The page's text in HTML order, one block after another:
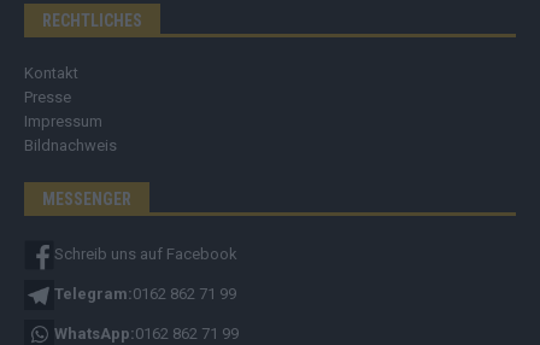
RECHTLICHES
Kontakt
Presse
Impressum
Bildnachweis
MESSENGER
Schreib uns auf Facebook
Telegram:0162 862 71 99
WhatsApp:0162 862 71 99